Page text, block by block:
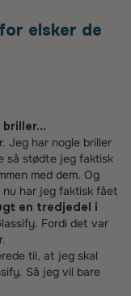
elsker de
Jeg har nogle briller
så stødte jeg faktisk
med dem. Og
har jeg faktisk fået
en tredjedel i
Fordi det var
til, at jeg skal
Så jeg vil bare